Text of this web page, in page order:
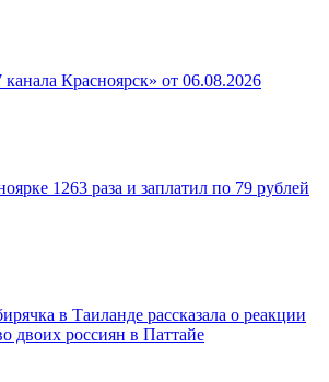
Красноярск» от 06.08.2026
1263 раза и заплатил по 79 рублей
в Таиланде рассказала о реакции
двоих россиян в Паттайе